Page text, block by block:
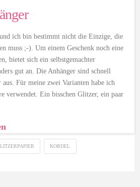
ich bin bestimmt nicht die Einzige, die
muss ;-). Um einem Geschenk noch eine
bietet sich ein selbstgemachter
gut an. Die Anhänger sind schnell
aus. Für meine zwei Varianten habe ich
verwendet. Ein bisschen Glitzer, ein paar
KORDEL